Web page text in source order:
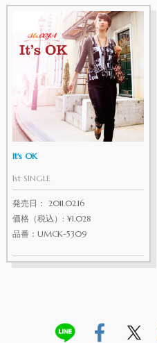
It's OK
1st SINGLE
発売日： 2011.02.16
価格（税込）: ¥1,028
品番：UMCK-5309